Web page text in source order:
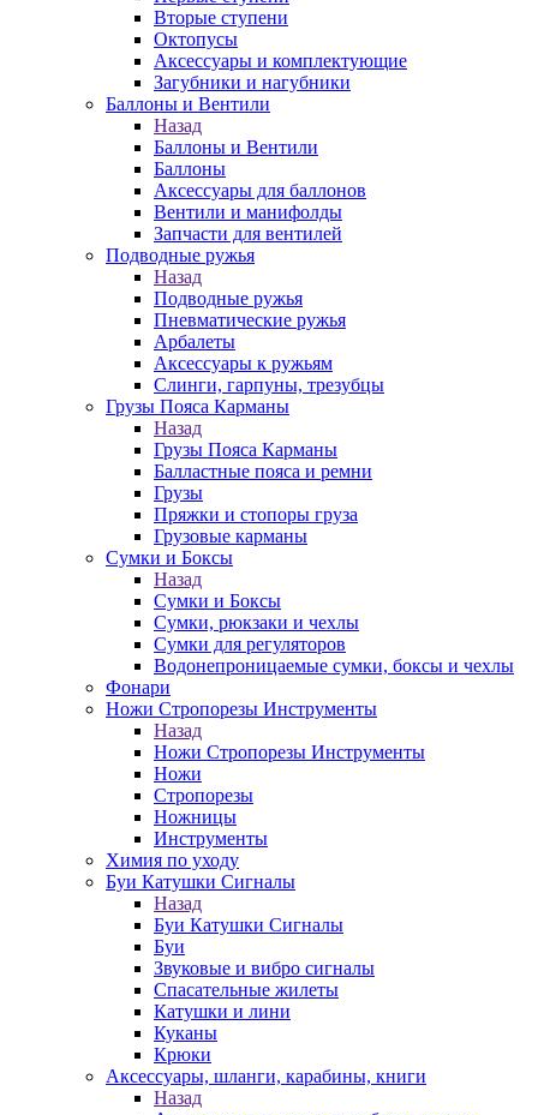
Вторые ступени
Октопусы
Аксессуары и комплектующие
Загубники и нагубники
Баллоны и Вентили
Назад
Баллоны и Вентили
Баллоны
Аксессуары для баллонов
Вентили и манифолды
Запчасти для вентилей
Подводные ружья
Назад
Подводные ружья
Пневматические ружья
Арбалеты
Аксессуары к ружьям
Слинги, гарпуны, трезубцы
Грузы Пояса Карманы
Назад
Грузы Пояса Карманы
Балластные пояса и ремни
Грузы
Пряжки и стопоры груза
Грузовые карманы
Сумки и Боксы
Назад
Сумки и Боксы
Сумки, рюкзаки и чехлы
Сумки для регуляторов
Водонепроницаемые сумки, боксы и чехлы
Фонари
Ножи Стропорезы Инструменты
Назад
Ножи Стропорезы Инструменты
Ножи
Стропорезы
Ножницы
Инструменты
Химия по уходу
Буи Катушки Сигналы
Назад
Буи Катушки Сигналы
Буи
Звуковые и вибро сигналы
Спасательные жилеты
Катушки и лини
Куканы
Крюки
Аксессуары, шланги, карабины, книги
Назад